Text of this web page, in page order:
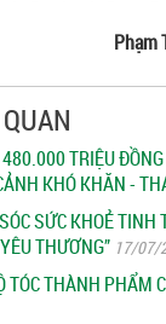
Phạm
TRIỆU
KHÓ KHĂN -
SỨC KHOẺ
THƯƠNG” 17/07/
TÓC THÀNH PHẨM